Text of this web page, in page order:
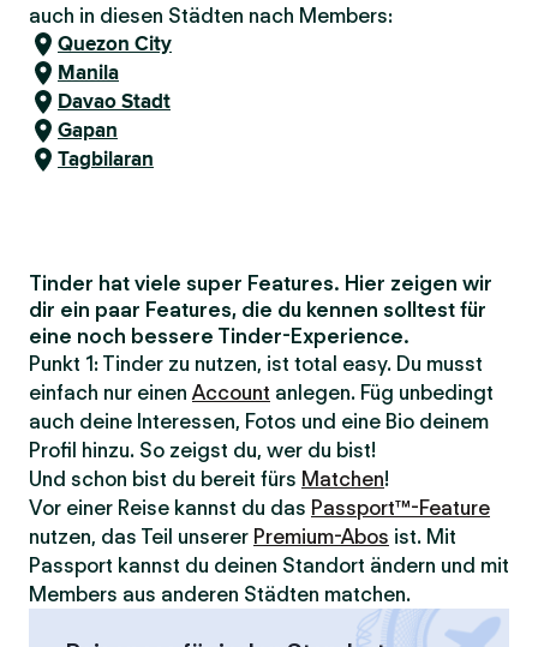
auch in diesen Städten nach Members:
Quezon City
Manila
Davao Stadt
Gapan
Tagbilaran
Tinder hat viele super Features. Hier zeigen wir
dir ein paar Features, die du kennen solltest für
eine noch bessere Tinder-Experience.
Punkt 1: Tinder zu nutzen, ist total easy. Du musst
einfach nur einenAccount anlegen. Füg unbedingt
auch deine Interessen, Fotos und eine Bio deinem
Profil hinzu. So zeigst du, wer du bist!
Und schon bist du bereit fürs Matchen!
Vor einer Reise kannst du das Passport™-Feature
nutzen, das Teil unserer Premium-Abos ist. Mit
Passport kannst du deinen Standort ändern und mit
Members aus anderen Städten matchen.